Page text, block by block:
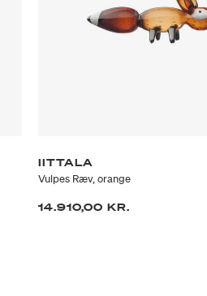
IITTALA
Vulpes Ræv, orange
14.910,00 KR.